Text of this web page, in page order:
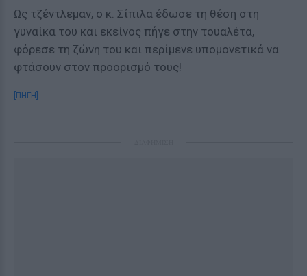
Ως τζέντλεμαν, ο κ. Σίπιλα έδωσε τη θέση στη
γυναίκα του και εκείνος πήγε στην τουαλέτα,
φόρεσε τη ζώνη του και περίμενε υπομονετικά να
φτάσουν στον προορισμό τους!
[ΠΗΓΗ]